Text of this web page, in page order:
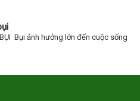
BỤI Bụi ảnh hưởng lớn đến cuộc sống